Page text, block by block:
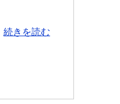
続きを読む